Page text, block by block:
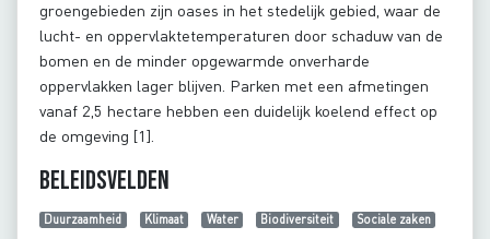
groengebieden zijn oases in het stedelijk gebied, waar de
lucht- en oppervlaktetemperaturen door schaduw van de
bomen en de minder opgewarmde onverharde
oppervlakken lager blijven. Parken met een afmetingen
vanaf 2,5 hectare hebben een duidelijk koelend effect op
de omgeving [1].
Beleidsvelden
Duurzaamheid Klimaat Water Biodiversiteit Sociale zaken